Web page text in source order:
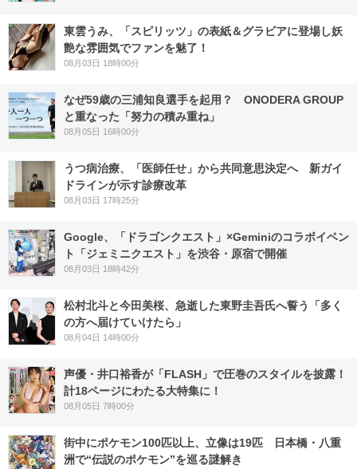
東雲うみ、「スピリッツ」の表紙＆グラビアに登場し妖
艶な雰囲気でファンを魅了！
08月03日 18時00分
なぜ59歳の三浦知良選手を起用？ ONODERA GROUP
と重なった「努力の積み重ね」
08月05日 16時00分
うつ病治療、「医師任せ」から共同意思決定へ 新ガイ
ドラインが示す診療改革
08月03日 17時25分
Google、「ドラゴンクエスト」×Geminiのコラボイベン
ト「ジェミニクエスト」を渋谷・原宿で開催
08月03日 18時42分
松村北斗と今田美桜、急逝した東野圭吾氏へ誓う「多く
の方へ届けていけたら」
08月04日 14時00分
声優・井口裕香が「FLASH」で圧巻のスタイルを披露！
計18ページにわたる大特集に！
08月05日 7時00分
街中にポケモン100匹以上、立像は19匹 日本橋・八重
洲で“伝説のポケモン”を巡る謎解き